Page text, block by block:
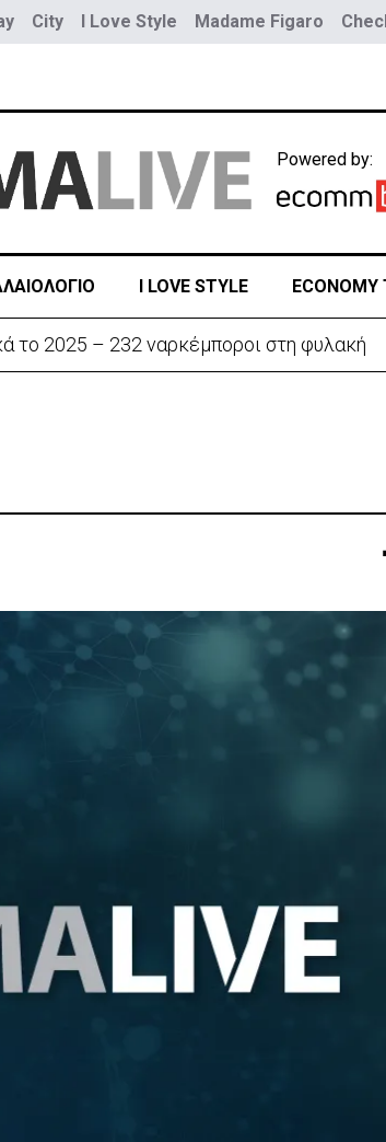
City I Love Style Madame Figaro
Powered by:
I LOVE STYLE ECONOMY
το 2025 – 232 ναρκέμποροι στη φυλακή